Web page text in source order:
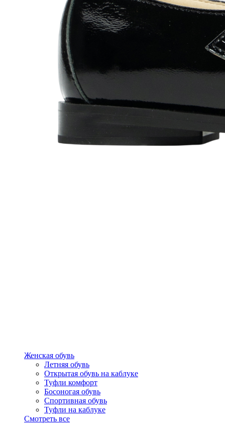
Женская обувь
Летняя обувь
Открытая обувь на каблуке
Туфли комфорт
Босоногая обувь
Спортивная обувь
Туфли на каблуке
Смотреть все